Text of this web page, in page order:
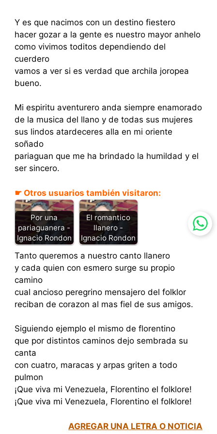
Y es que nacimos con un destino fiestero
hacer gozar a la gente es nuestro mayor anhelo
como vivimos toditos dependiendo del
cuerdero
vamos a ver si es verdad que archila joropea
bueno.
Mi espiritu aventurero anda siempre enamorado
de la musica del llano y de todas sus mujeres
sus lindos atardeceres alla en mi oriente
soñado
pariaguan que me ha brindado la humildad y el
ser sincero.
☛ Otros usuarios también visitaron:
Por una
pariaguanera -
Ignacio Rondon
El romantico
llanero -
Ignacio Rondon
Tanto queremos a nuestro canto llanero
y cada quien con esmero surge su propio
camino
cual ancioso peregrino mensajero del folklor
reciban de corazon al mas fiel de sus amigos.
Siguiendo ejemplo el mismo de florentino
que por distintos caminos dejo sembrada su
canta
con cuatro, maracas y arpas griten a todo
pulmon
¡Que viva mi Venezuela, Florentino el folklore!
¡Que viva mi Venezuela, Florentino el folklore!
AGREGAR UNA LETRA O NOTICIA